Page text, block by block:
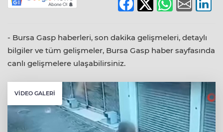
- Bursa Gasp haberleri, son dakika gelişmeleri, detaylı
bilgiler ve tüm gelişmeler, Bursa Gasp haber sayfasında
canlı gelişmelere ulaşabilirsiniz.
VIDEO GALERI